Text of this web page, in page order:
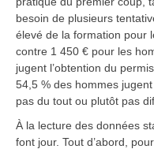
besoin de plusieurs
élevé de la formation pour
contre 1 450 € pour les
jugent l’obtention du
54,5 % des hommes
pas du tout ou plutôt pas
À la lecture des données
font jour. Tout d’abord,